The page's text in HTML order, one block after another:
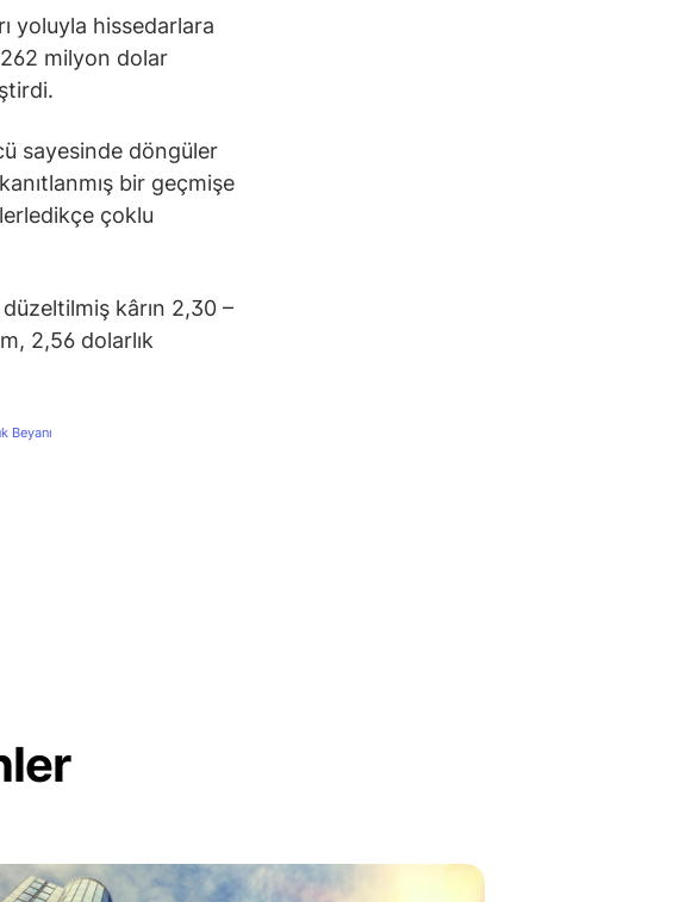
yoluyla hissedarlara
milyon dolar
sayesinde döngüler
bir geçmişe
çoklu
kârın 2,30 –
2,56 dolarlık
Beyanı